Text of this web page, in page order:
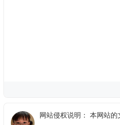
网站侵权说明： 本网站